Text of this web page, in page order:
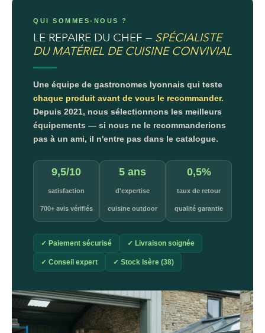
QUI SOMMES-NOUS ?
LE REPAIRE DU CHEF — SPÉCIALISTE
DU MATÉRIEL DE CUISINE CONVIVIAL
Une équipe de gastronomes lyonnais qui teste
chaque produit avant de vous le recommander.
Depuis 2021, nous sélectionnons les meilleurs
équipements — si nous ne le recommanderions
pas à un ami, il n'entre pas dans le catalogue.
9,5/10
satisfaction
700+ avis vérifiés
5 ans
d'expertise
cuisine outdoor
0,5%
taux de retour
qualité garantie
✓ Paiement sécurisé ✓ Livraison soignée
✓ Conseil expert ✓ Stock Isère (38)